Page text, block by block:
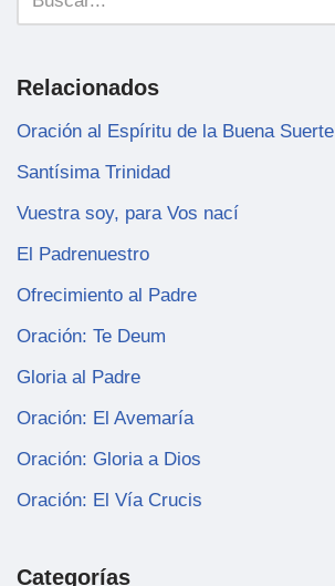
Relacionados
Oración al Espíritu de la Buena Suerte
Santísima Trinidad
Vuestra soy, para Vos nací
El Padrenuestro
Ofrecimiento al Padre
Oración: Te Deum
Gloria al Padre
Oración: El Avemaría
Oración: Gloria a Dios
Oración: El Vía Crucis
Categorías